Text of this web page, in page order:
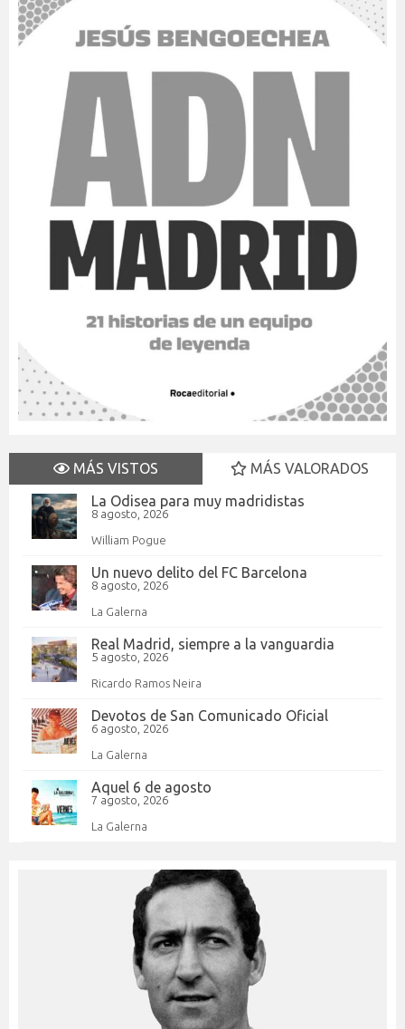
MÁS VISTOS
MÁS VALORADOS
La Odisea para muy madridistas
8 agosto, 2026
William Pogue
Un nuevo delito del FC Barcelona
8 agosto, 2026
La Galerna
Real Madrid, siempre a la vanguardia
5 agosto, 2026
Ricardo Ramos Neira
Devotos de San Comunicado Oficial
6 agosto, 2026
La Galerna
Aquel 6 de agosto
7 agosto, 2026
La Galerna